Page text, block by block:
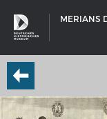
MERIANS